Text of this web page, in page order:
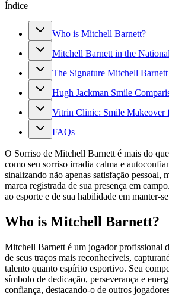
Índice
Who is Mitchell Barnett?
Mitchell Barnett in the
The Signature Mitchell
Hugh Jackman Smile
Vitrin Clinic: Smile Makeover
FAQs
O Sorriso de Mitchell Barnett é mais do
como seu sorriso irradia calma e
sinalizando não apenas satisfação pessoal,
marca registrada de sua presença em
ao esporte e de sua habilidade em manter-
Who is Mitchell Barnett?
Mitchell Barnett é um jogador profissional
de seus traços mais reconhecíveis,
talento quanto espírito esportivo. Seu
símbolo de dedicação, perseverança e
confiança, destacando-o de outros